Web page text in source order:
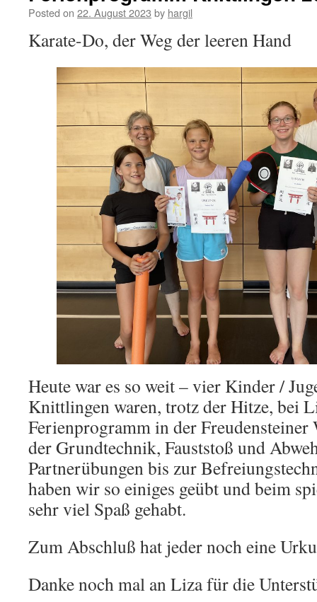
Posted on 22. August 2023 by hargil
Karate-Do, der Weg der leeren Hand
Heute war es so weit – vier Kinder /
Knittlingen waren, trotz der Hitze, bei
Ferienprogramm in der Freudensteiner
der Grundtechnik, Fauststoß und
Partnerübungen bis zur
haben wir so einiges geübt und beim
sehr viel Spaß gehabt.
Zum Abschluß hat jeder noch eine
Danke noch mal an Liza für die